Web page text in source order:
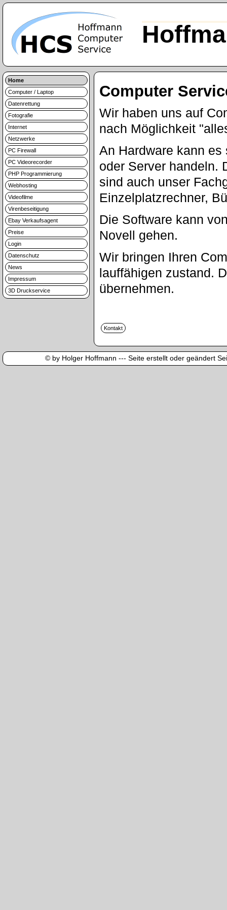
Home
Computer / Laptop
Datenrettung
Fotografie
Internet
Netzwerke
PC Firewall
PC Videorecorder
PHP Programmierung
Webhosting
Videofilme
Virenbeseitigung
Ebay Verkaufsagent
Preise
Login
Datenschutz
News
Impressum
3D Druckservice
Computer
Wir haben uns auf
nach Möglichkeit
An Hardware kann
oder Server handeln.
sind auch unser
Einzelplatzrechner,
Die Software kann
Novell gehen.
Wir bringen Ihren
lauffähigen zustand.
übernehmen.
© by Holger Hoffmann --- Seite erstellt oder geändert